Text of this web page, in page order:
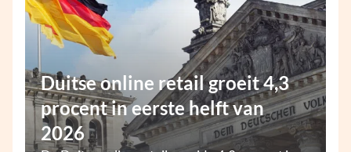
Duitse online retail groeit 4,3
procent in eerste helft van
2026